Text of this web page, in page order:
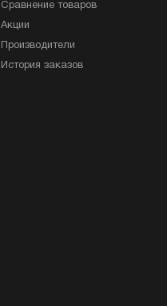
Сравнение товаров
Акции
Производители
История заказов